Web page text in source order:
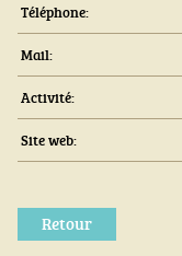
Téléphone:
Mail:
Activité:
Site web:
Retour